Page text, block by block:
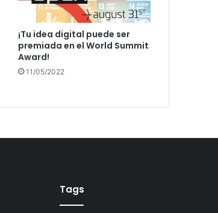
¡Tu idea digital puede ser
premiada en el World Summit
Award!
11/05/2022
Tags